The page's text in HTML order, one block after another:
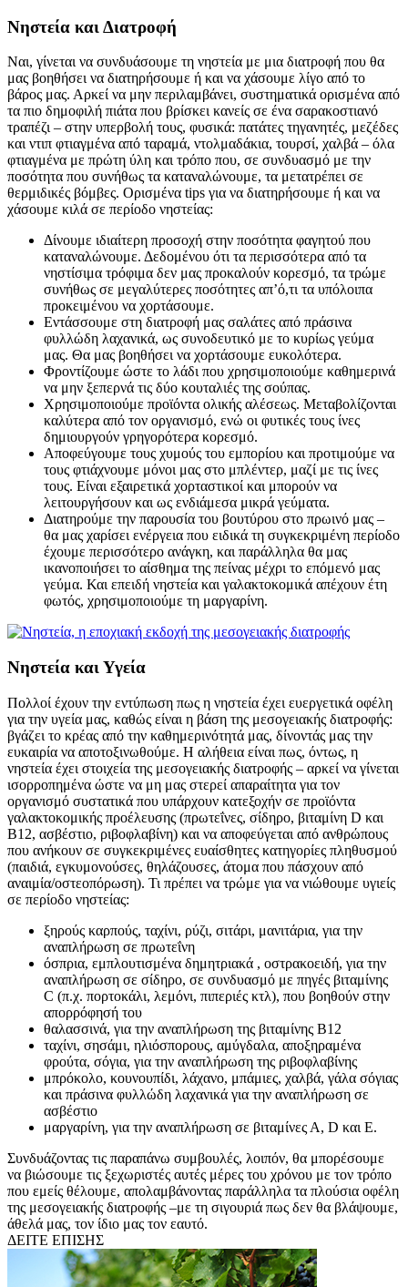
Νηστεία και Διατροφή
Ναι, γίνεται να συνδυάσουμε τη νηστεία με μια διατροφή που θα
μας βοηθήσει να διατηρήσουμε ή και να χάσουμε λίγο από το
βάρος μας. Αρκεί να μην περιλαμβάνει, συστηματικά ορισμένα από
τα πιο δημοφιλή πιάτα που βρίσκει κανείς σε ένα σαρακοστιανό
τραπέζι – στην υπερβολή τους, φυσικά: πατάτες τηγανητές, μεζέδες
και ντιπ φτιαγμένα από ταραμά, ντολμαδάκια, τουρσί, χαλβά – όλα
φτιαγμένα με πρώτη ύλη και τρόπο που, σε συνδυασμό με την
ποσότητα που συνήθως τα καταναλώνουμε, τα μετατρέπει σε
θερμιδικές βόμβες. Ορισμένα tips για να διατηρήσουμε ή και να
χάσουμε κιλά σε περίοδο νηστείας:
Δίνουμε ιδιαίτερη προσοχή στην ποσότητα φαγητού που
καταναλώνουμε. Δεδομένου ότι τα περισσότερα από τα
νηστίσιμα τρόφιμα δεν μας προκαλούν κορεσμό, τα τρώμε
συνήθως σε μεγαλύτερες ποσότητες απ’ό,τι τα υπόλοιπα
προκειμένου να χορτάσουμε.
Εντάσσουμε στη διατροφή μας σαλάτες από πράσινα
φυλλώδη λαχανικά, ως συνοδευτικό με το κυρίως γεύμα
μας. Θα μας βοηθήσει να χορτάσουμε ευκολότερα.
Φροντίζουμε ώστε το λάδι που χρησιμοποιούμε καθημερινά
να μην ξεπερνά τις δύο κουταλιές της σούπας.
Χρησιμοποιούμε προϊόντα ολικής αλέσεως. Μεταβολίζονται
καλύτερα από τον οργανισμό, ενώ οι φυτικές τους ίνες
δημιουργούν γρηγορότερα κορεσμό.
Αποφεύγουμε τους χυμούς του εμπορίου και προτιμούμε να
τους φτιάχνουμε μόνοι μας στο μπλέντερ, μαζί με τις ίνες
τους. Είναι εξαιρετικά χορταστικοί και μπορούν να
λειτουργήσουν και ως ενδιάμεσα μικρά γεύματα.
Διατηρούμε την παρουσία του βουτύρου στο πρωινό μας –
θα μας χαρίσει ενέργεια που ειδικά τη συγκεκριμένη περίοδο
έχουμε περισσότερο ανάγκη, και παράλληλα θα μας
ικανοποιήσει το αίσθημα της πείνας μέχρι το επόμενό μας
γεύμα. Και επειδή νηστεία και γαλακτοκομικά απέχουν έτη
φωτός, χρησιμοποιούμε τη μαργαρίνη.
Νηστεία και Υγεία
Πολλοί έχουν την εντύπωση πως η νηστεία έχει ευεργετικά οφέλη
για την υγεία μας, καθώς είναι η βάση της μεσογειακής διατροφής:
βγάζει το κρέας από την καθημερινότητά μας, δίνοντάς μας την
ευκαιρία να αποτοξινωθούμε. Η αλήθεια είναι πως, όντως, η
νηστεία έχει στοιχεία της μεσογειακής διατροφής – αρκεί να γίνεται
ισορροπημένα ώστε να μη μας στερεί απαραίτητα για τον
οργανισμό συστατικά που υπάρχουν κατεξοχήν σε προϊόντα
γαλακτοκομικής προέλευσης (πρωτεΐνες, σίδηρο, βιταμίνη D και
Β12, ασβέστιο, ριβοφλαβίνη) και να αποφεύγεται από ανθρώπους
που ανήκουν σε συγκεκριμένες ευαίσθητες κατηγορίες πληθυσμού
(παιδιά, εγκυμονούσες, θηλάζουσες, άτομα που πάσχουν από
αναιμία/οστεοπόρωση). Τι πρέπει να τρώμε για να νιώθουμε υγιείς
σε περίοδο νηστείας:
ξηρούς καρπούς, ταχίνι, ρύζι, σιτάρι, μανιτάρια, για την
αναπλήρωση σε πρωτεΐνη
όσπρια, εμπλουτισμένα δημητριακά , οστρακοειδή, για την
αναπλήρωση σε σίδηρο, σε συνδυασμό με πηγές βιταμίνης
C (π.χ. πορτοκάλι, λεμόνι, πιπεριές κτλ), που βοηθούν στην
απορρόφησή του
θαλασσινά, για την αναπλήρωση της βιταμίνης Β12
ταχίνι, σησάμι, ηλιόσπορους, αμύγδαλα, αποξηραμένα
φρούτα, σόγια, για την αναπλήρωση της ριβοφλαβίνης
μπρόκολο, κουνουπίδι, λάχανο, μπάμιες, χαλβά, γάλα σόγιας
και πράσινα φυλλώδη λαχανικά για την αναπλήρωση σε
ασβέστιο
μαργαρίνη, για την αναπλήρωση σε βιταμίνες Α, D και Ε.
Συνδυάζοντας τις παραπάνω συμβουλές, λοιπόν, θα μπορέσουμε
να βιώσουμε τις ξεχωριστές αυτές μέρες του χρόνου με τον τρόπο
που εμείς θέλουμε, απολαμβάνοντας παράλληλα τα πλούσια οφέλη
της μεσογειακής διατροφής –με τη σιγουριά πως δεν θα βλάψουμε,
άθελά μας, τον ίδιο μας τον εαυτό.
ΔΕΙΤΕ ΕΠΙΣΗΣ